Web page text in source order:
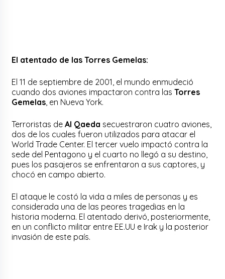
El atentado de las Torres Gemelas:
El 11 de septiembre de 2001, el mundo enmudeció
cuando dos aviones impactaron contra lasTorres
Gemelas, en Nueva York.
Terroristas deAl Qaeda secuestraron cuatro aviones,
dos de los cuales fueron utilizados para atacar el
World Trade Center. El tercer vuelo impactó contra la
sede del Pentagono y el cuarto no llegó a su destino,
pues los pasajeros se enfrentaron a sus captores, y
chocó en campo abierto.
El ataque le costó la vida a miles de personas y es
considerada una de las peores tragedias en la
historia moderna. El atentado derivó, posteriormente,
en un conflicto militar entre EE.UU e Irak y la posterior
invasión de este país.